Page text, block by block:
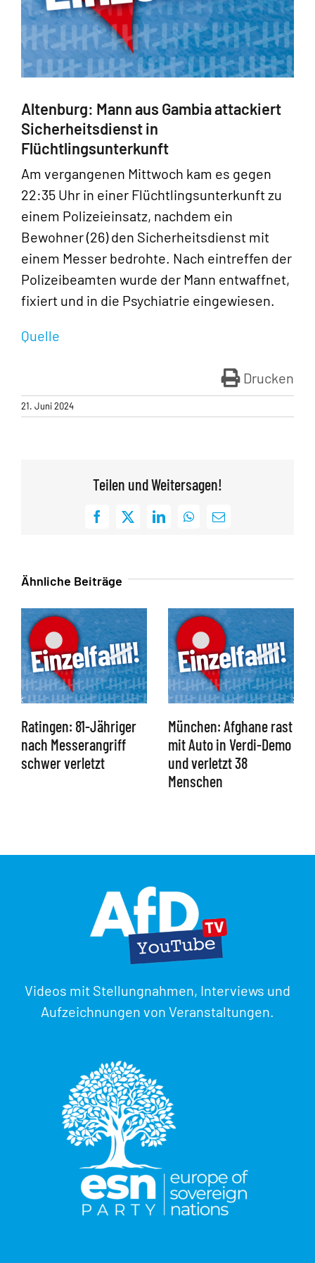
Altenburg: Mann aus Gambia attackiert
Sicherheitsdienst in
Flüchtlingsunterkunft
Am vergangenen Mittwoch kam es gegen
22:35 Uhr in einer Flüchtlingsunterkunft zu
einem Polizeieinsatz, nachdem ein
Bewohner (26) den Sicherheitsdienst mit
einem Messer bedrohte. Nach eintreffen der
Polizeibeamten wurde der Mann entwaffnet,
fixiert und in die Psychiatrie eingewiesen.
Quelle
Drucken
21. Juni 2024
Teilen und Weitersagen!
Facebook
X LinkedInWhatsApp
E-
Ähnliche Beiträge
Ratingen: 81-Jähriger
nach Messerangriff
schwer verletzt
München: Afghane rast
mit Auto in Verdi-Demo
und verletzt 38
Menschen
Videos mit Stellungnahmen, Interviews und
Aufzeichnungen von Veranstaltungen.